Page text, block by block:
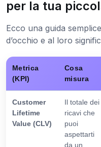
per la tua
Ecco una guida
d’occhio e al loro
Metrica
(KPI)
Cosa
misura
Customer
Lifetime
Value (CLV)
Il totale dei
ricavi che
puoi
aspettarti
da un